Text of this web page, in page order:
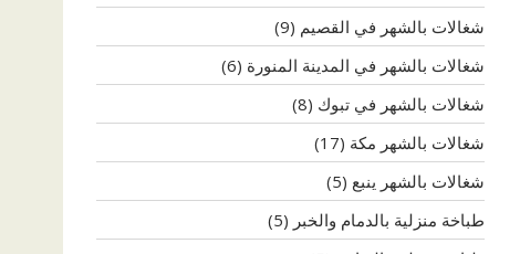
شغالات بالشهر في القصيم (9)
شغالات بالشهر في المدينة المنورة (6)
شغالات بالشهر في تبوك (8)
شغالات بالشهر مكة (17)
شغالات بالشهر ينبع (5)
طباخة منزلية بالدمام والخبر (5)